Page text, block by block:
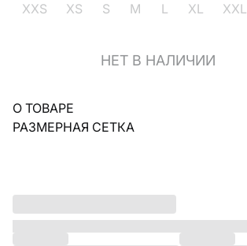
XXS XS S M L XL XXL
НЕТ В НАЛИЧИИ
О ТОВАРЕ
РАЗМЕРНАЯ СЕТКА